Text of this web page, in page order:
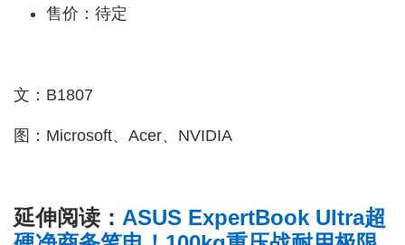
售价：待定
文：B1807
图：Microsoft、Acer、NVIDIA
延伸阅读： ASUS ExpertBook Ultra超